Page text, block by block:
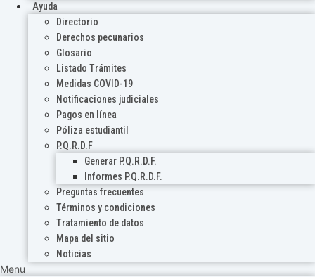
Ayuda
Directorio
Derechos pecunarios
Glosario
Listado Trámites
Medidas COVID-19
Notificaciones judiciales
Pagos en línea
Póliza estudiantil
P.Q.R.D.F
Generar P.Q.R.D.F.
Informes P.Q.R.D.F.
Preguntas frecuentes
Términos y condiciones
Tratamiento de datos
Mapa del sitio
Noticias
Menu